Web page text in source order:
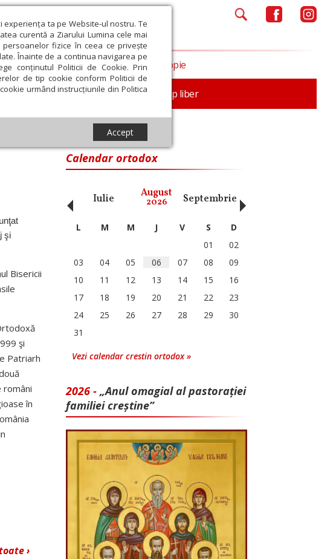
ta pe Website-ul nostru. Te
curentă a Ziarului Lumina cele mai
persoanelor fizice în ceea ce privește
Înainte de a continua navigarea pe
conținutul Politicii de Cookie. Prin
de tip cookie conform Politicii de
urmând instrucțiunile din Politica
Accept
Societate
Religie și știință Familie Timp liber
Opinii Filantropie
şi
Bisericii
şi
Patriarh
români
în
›
Calendar ortodox
Iulie August
2026 Septembrie Octombrie
‹ L M M J V S
D
01
02
03
04 05 06 07 08
09
10
11 12 13 14 15
16
17
18 19 20 21 22
23
24
25 26 27 28 29
30
31
Vezi calendar crestin ortodox »
2026 - „Anul omagial al pastorației
familiei creștine”